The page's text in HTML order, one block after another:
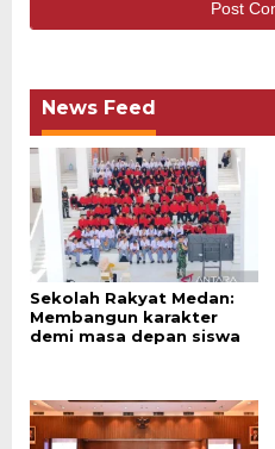
News Feed
Sekolah Rakyat Medan:
Membangun karakter
demi masa depan siswa